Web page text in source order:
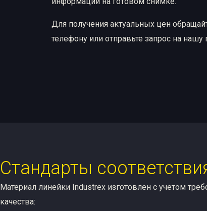
Для получения актуальных цен
телефону или отправьте запрос на нашу
Стандарты
Материал линейки Industrex изготовлен с учетом
качества: